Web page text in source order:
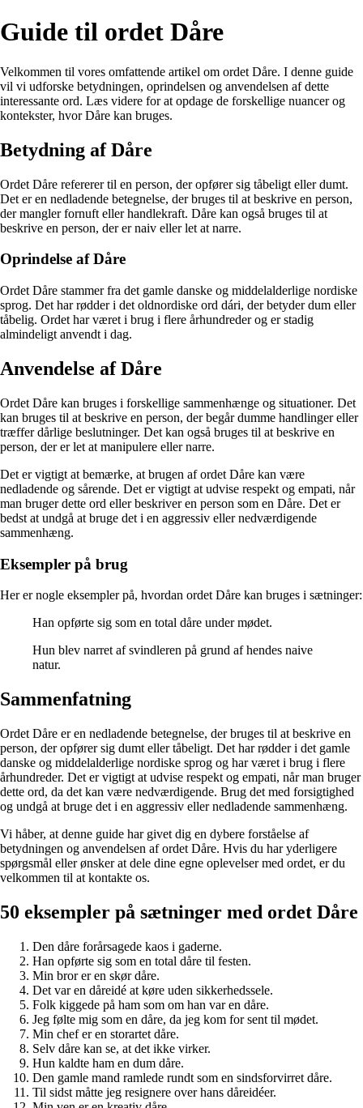
Guide til ordet Dåre
Velkommen til vores omfattende artikel om ordet Dåre. I denne guide
vil vi udforske betydningen, oprindelsen og anvendelsen af dette
interessante ord. Læs videre for at opdage de forskellige nuancer og
kontekster, hvor Dåre kan bruges.
Betydning af Dåre
Ordet Dåre refererer til en person, der opfører sig tåbeligt eller dumt.
Det er en nedladende betegnelse, der bruges til at beskrive en person,
der mangler fornuft eller handlekraft. Dåre kan også bruges til at
beskrive en person, der er naiv eller let at narre.
Oprindelse af Dåre
Ordet Dåre stammer fra det gamle danske og middelalderlige nordiske
sprog. Det har rødder i det oldnordiske ord dári, der betyder dum eller
tåbelig. Ordet har været i brug i flere århundreder og er stadig
almindeligt anvendt i dag.
Anvendelse af Dåre
Ordet Dåre kan bruges i forskellige sammenhænge og situationer. Det
kan bruges til at beskrive en person, der begår dumme handlinger eller
træffer dårlige beslutninger. Det kan også bruges til at beskrive en
person, der er let at manipulere eller narre.
Det er vigtigt at bemærke, at brugen af ​​ordet Dåre kan være
nedladende og sårende. Det er vigtigt at udvise respekt og empati, når
man bruger dette ord eller beskriver en person som en Dåre. Det er
bedst at undgå at bruge det i en aggressiv eller nedværdigende
sammenhæng.
Eksempler på brug
Her er nogle eksempler på, hvordan ordet Dåre kan bruges i sætninger:
Han opførte sig som en total dåre under mødet.
Hun blev narret af svindleren på grund af hendes naive
natur.
Sammenfatning
Ordet Dåre er en nedladende betegnelse, der bruges til at beskrive en
person, der opfører sig dumt eller tåbeligt. Det har rødder i det gamle
danske og middelalderlige nordiske sprog og har været i brug i flere
århundreder. Det er vigtigt at udvise respekt og empati, når man bruger
dette ord, da det kan være nedværdigende. Brug det med forsigtighed
og undgå at bruge det i en aggressiv eller nedladende sammenhæng.
Vi håber, at denne guide har givet dig en dybere forståelse af
betydningen og anvendelsen af ordet Dåre. Hvis du har yderligere
spørgsmål eller ønsker at dele dine egne oplevelser med ordet, er du
velkommen til at kontakte os.
50 eksempler på sætninger med ordet Dåre
Den dåre forårsagede kaos i gaderne.
Han opførte sig som en total dåre til festen.
Min bror er en skør dåre.
Det var en dåreidé at køre uden sikkerhedssele.
Folk kiggede på ham som om han var en dåre.
Jeg følte mig som en dåre, da jeg kom for sent til mødet.
Min chef er en storartet dåre.
Selv dåre kan se, at det ikke virker.
Hun kaldte ham en dum dåre.
Den gamle mand ramlede rundt som en sindsforvirret dåre.
Til sidst måtte jeg resignere over hans dåreidéer.